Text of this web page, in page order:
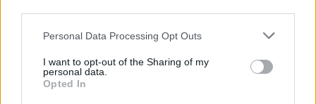
Personal Data Processing Opt Outs
I want to opt-out of the Sharing of my
personal data.
Opted In